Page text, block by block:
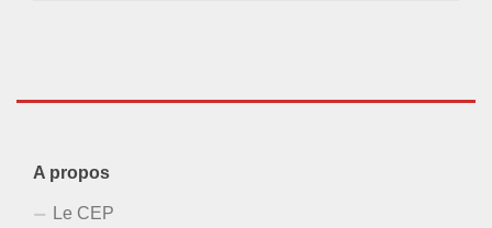
A propos
Le CEP